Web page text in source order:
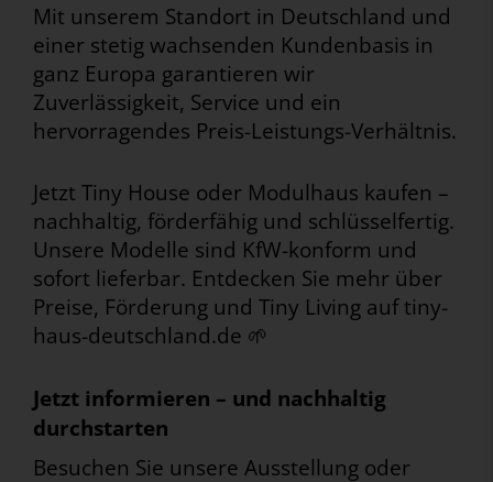
Mit unserem Standort in Deutschland und
einer stetig wachsenden Kundenbasis in
ganz Europa garantieren wir
Zuverlässigkeit, Service und ein
hervorragendes Preis-Leistungs-Verhältnis.
Jetzt Tiny House oder Modulhaus kaufen –
nachhaltig, förderfähig und schlüsselfertig.
Unsere Modelle sind KfW-konform und
sofort lieferbar. Entdecken Sie mehr über
Preise, Förderung und Tiny Living auf tiny-
haus-deutschland.de 🌱
Jetzt informieren – und nachhaltig
durchstarten
Besuchen Sie unsere Ausstellung oder